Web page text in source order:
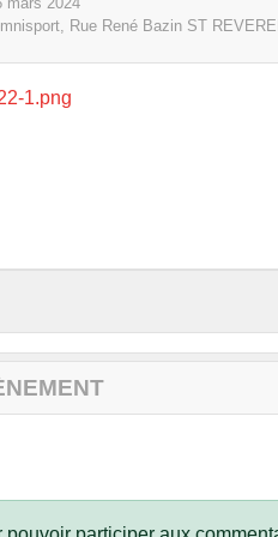
Rue René Bazin ST